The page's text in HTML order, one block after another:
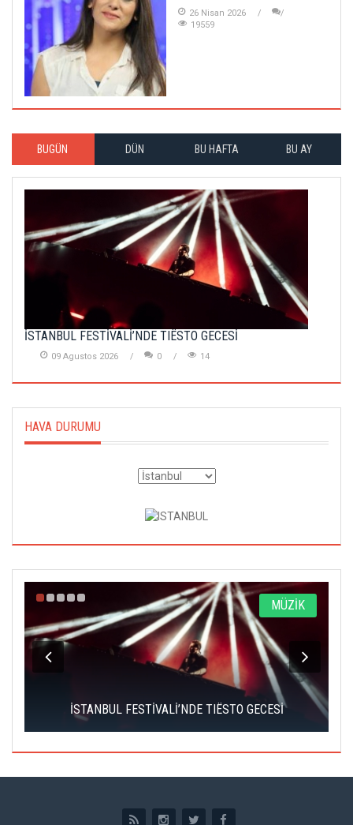
26 Nisan 2026
19559
BUGÜN DÜN BU HAFTA BU AY
İSTANBUL FESTİVALİ’NDE TIËSTO GECESİ
09 Agustos 2026 0 14
HAVA DURUMU
MÜZİK
İSTANBUL FESTİVALİ’NDE TIËSTO GECESİ